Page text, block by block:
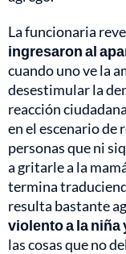
La funcionaria
ingresaron al
cuando uno ve la
desestimular la
reacción
en el escenario de
personas que ni
a gritarle a la
termina
resulta bastante
violento a la niña
las cosas que no